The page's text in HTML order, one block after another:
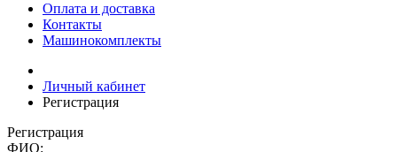
Оплата и доставка
Контакты
Машинокомплекты
Личный кабинет
Регистрация
Регистрация
ФИО: